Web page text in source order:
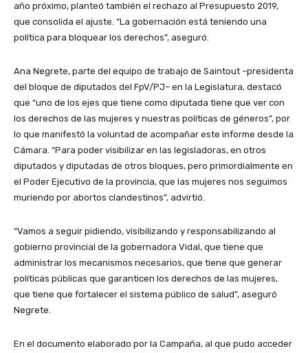
año próximo, planteó también el rechazo al Presupuesto 2019,
que consolida el ajuste. “La gobernación está teniendo una
política para bloquear los derechos”, aseguró.
Ana Negrete, parte del equipo de trabajo de Saintout –presidenta
del bloque de diputados del FpV/PJ– en la Legislatura, destacó
que “uno de los ejes que tiene como diputada tiene que ver con
los derechos de las mujeres y nuestras políticas de géneros”, por
lo que manifestó la voluntad de acompañar este informe desde la
Cámara. “Para poder visibilizar en las legisladoras, en otros
diputados y diputadas de otros bloques, pero primordialmente en
el Poder Ejecutivo de la provincia, que las mujeres nos seguimos
muriendo por abortos clandestinos”, advirtió.
“Vamos a seguir pidiendo, visibilizando y responsabilizando al
gobierno provincial de la gobernadora Vidal, que tiene que
administrar los mecanismos necesarios, que tiene que generar
políticas públicas que garanticen los derechos de las mujeres,
que tiene que fortalecer el sistema público de salud”, aseguró
Negrete.
En el documento elaborado por la Campaña, al que pudo acceder